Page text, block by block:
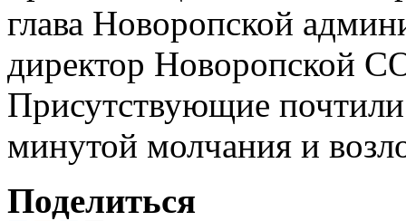
глава Новоропской
директор Новоропской
Присутствующие
минутой молчания и
Поделиться